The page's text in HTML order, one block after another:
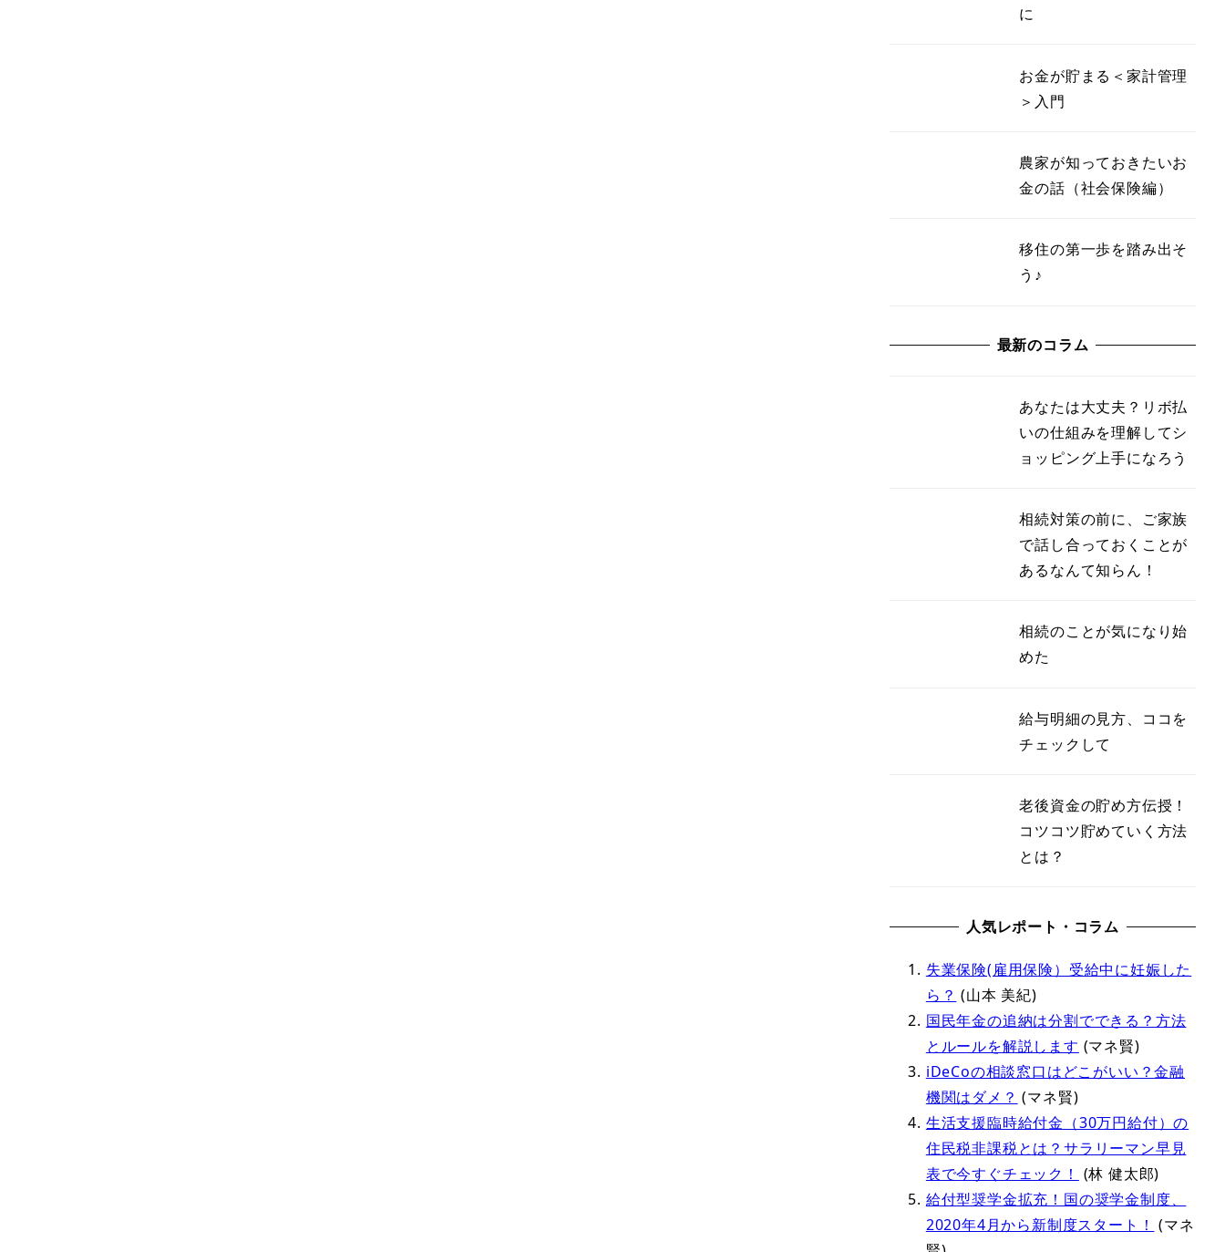
に
お金が貯まる＜家計管理
＞入門
農家が知っておきたいお
金の話（社会保険編）
移住の第一歩を踏み出そ
う♪
最新のコラム
あなたは大丈夫？リボ払
いの仕組みを理解してシ
ョッピング上手になろう
相続対策の前に、ご家族
で話し合っておくことが
あるなんて知らん！
相続のことが気になり始
めた
給与明細の見方、ココを
チェックして
老後資金の貯め方伝授！
コツコツ貯めていく方法
とは？
人気レポート・コラム
失業保険(雇用保険）受給中に妊娠した
ら？ (山本 美紀)
国民年金の追納は分割でできる？方法
とルールを解説します (マネ賢)
iDeCoの相談窓口はどこがいい？金融
機関はダメ？ (マネ賢)
生活支援臨時給付金（30万円給付）の
住民税非課税とは？サラリーマン早見
表で今すぐチェック！ (林 健太郎)
給付型奨学金拡充！国の奨学金制度、
2020年4月から新制度スタート！ (マネ